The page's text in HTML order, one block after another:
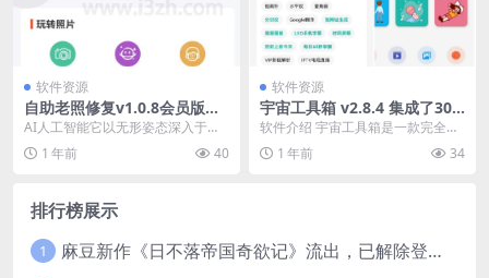
软件资源
自助老照修复v1.0.8会员版，
内置超多的AI工具
AI人工智能它以无形姿态深入于我
们的生活之中，比如很多电商平台
的商品智能推荐、人...
1 年前 40
软件资源
宇宙工具箱 v2.8.4 集成了300
余个黑科技功能，解锁会员版
软件介绍 宇宙工具箱是一款完全免
费实用的应用手机软件，很多日经
常使用的小工具，功...
1 年前 34
排行榜展示
1 麻豆新作《日不落帝国奇欲记》流出，已解除登录验证！